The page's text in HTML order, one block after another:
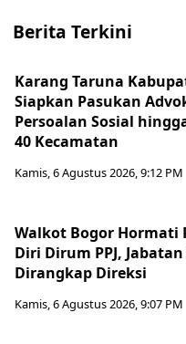
Berita Terkini
Karang Taruna
Siapkan Pasukan
Persoalan Sosial
40 Kecamatan
Kamis, 6 Agustus 2026, 9:12 PM
Walkot Bogor Hormati
Diri Dirum PPJ,
Dirangkap Direksi
Kamis, 6 Agustus 2026, 9:07 PM